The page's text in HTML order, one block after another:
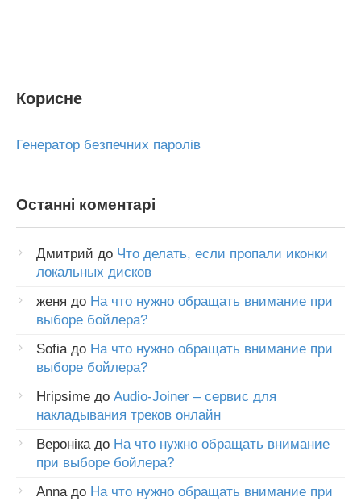
Корисне
Генератор безпечних паролів
Останні коментарі
Дмитрий до Что делать, если пропали иконки
локальных дисков
женя до На что нужно обращать внимание при
выборе бойлера?
Sofia до На что нужно обращать внимание при
выборе бойлера?
Hripsime до Audio-Joiner – сервис для
накладывания треков онлайн
Вероніка до На что нужно обращать внимание
при выборе бойлера?
Anna до На что нужно обращать внимание при